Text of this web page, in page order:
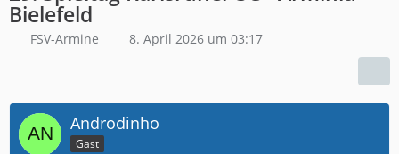
Bielefeld
FSV-Armine 8. April 2026 um 03:17
Androdinho
Gast